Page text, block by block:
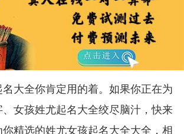
大全你肯定用的着。如果你正在为
女孩姓尤起名大全绞尽脑汁，快来
精选的姓尤女孩起名大全大全，相